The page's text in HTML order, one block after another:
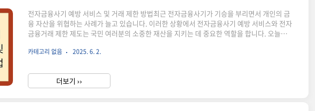
전자금융사기 예방 서비스 및 거래 제한 방법최근 전자금융사기가 기승을 부리면서 개인의 금
융 자산을 위협하는 사례가 늘고 있습니다. 이러한 상황에서 전자금융사기 예방 서비스와 전자
금융거래 제한 제도는 국민 여러분의 소중한 재산을 지키는 데 중요한 역할을 합니다. 오늘은
알아보겠습니다.전자금융사기 예방 서비스전자금융사기 예방 서비스란?전자금융사기 예방
발급받아 금융 자산을 편취하는 사기 수법을 예방하기 위해 도입된 제도입니다. 즉, 금융사기
를 사전에 차단하기 위한 예방책이라고 할 수 있습니다.이용 대상 및 신청 방법이 서비스는 인
카테고리 없음 2025. 6. 2.
더보기 ››